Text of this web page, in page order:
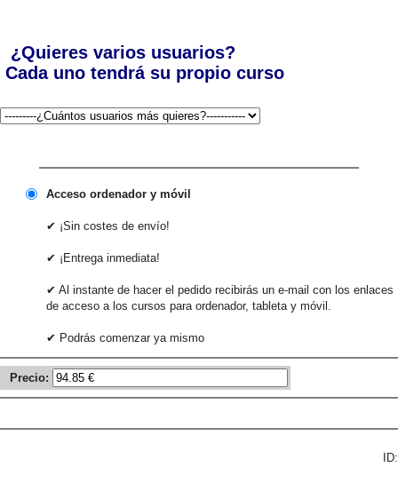
¿Quieres varios usuarios?
Cada uno tendrá su propio curso
Acceso ordenador y móvil
✔ ¡Sin costes de envío!
✔ ¡Entrega inmediata!
✔ Al instante de hacer el pedido recibirás un e-mail con los enlaces
de acceso a los cursos para ordenador, tableta y móvil.
✔ Podrás comenzar ya mismo
Precio:
ID: